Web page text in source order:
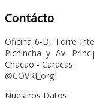
Contácto
Oficina 6-D, Torre
Pichincha y Av.
Chacao - Caracas.
@COVRI_org
Nuestros Datos: